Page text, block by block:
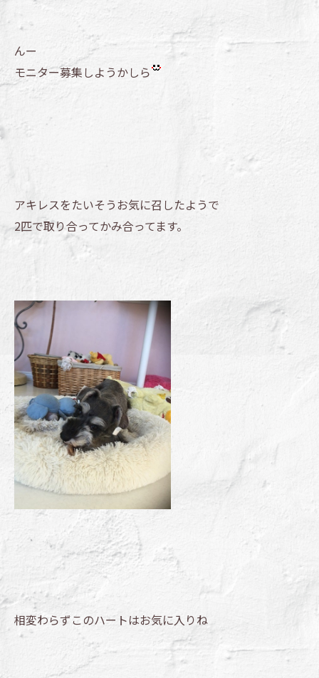
んー
モニター募集しようかしら
アキレスをたいそうお気に召したようで
2匹で取り合ってかみ合ってます。
相変わらずこのハートはお気に入りね